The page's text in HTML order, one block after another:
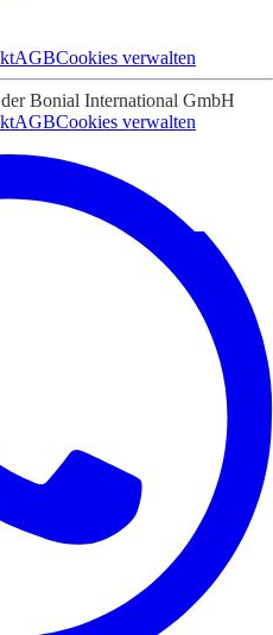
AGBCookies verwalten
Bonial International GmbH
AGBCookies verwalten